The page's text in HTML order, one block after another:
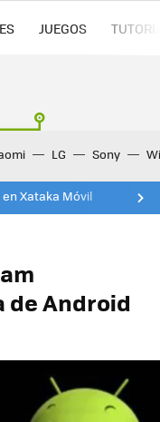
JUEGOS
LG Sony
Xataka Móvil
de Android